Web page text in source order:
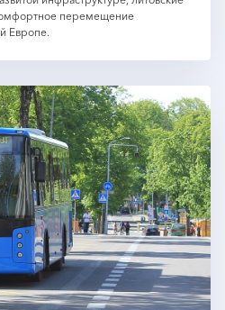
перемещение
Европе.